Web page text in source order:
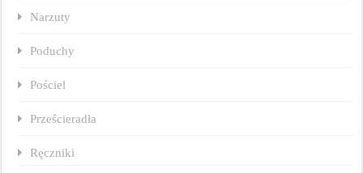
Narzuty
Poduchy
Pościel
Prześcieradła
Ręczniki